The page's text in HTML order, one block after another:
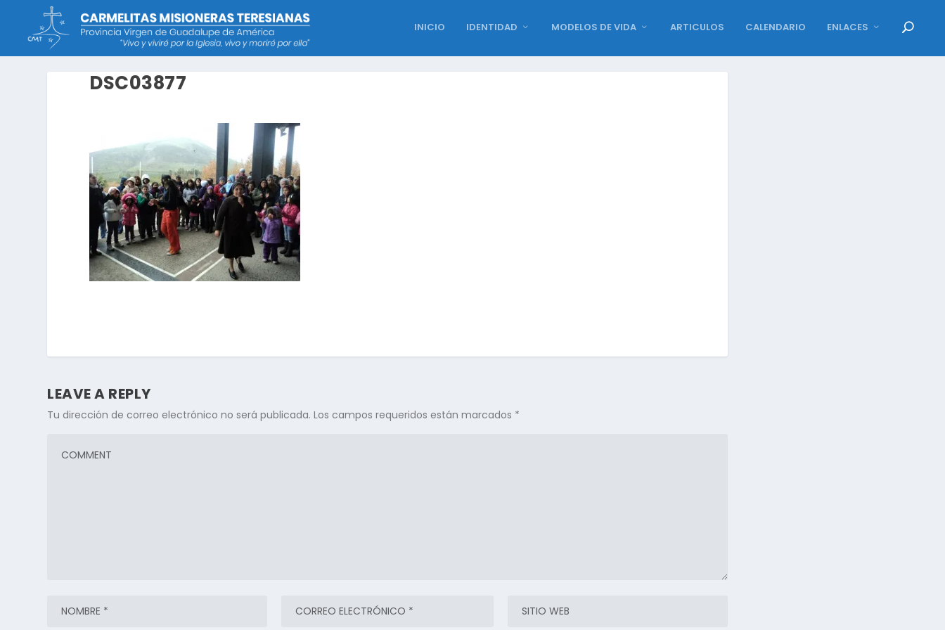
INICIO IDENTIDAD MODELOS DE VIDA ARTICULOS CALENDARIO ENLACES
DSC03877
LEAVE A REPLY
Tu dirección de correo electrónico no será publicada. Los campos requeridos están marcados *